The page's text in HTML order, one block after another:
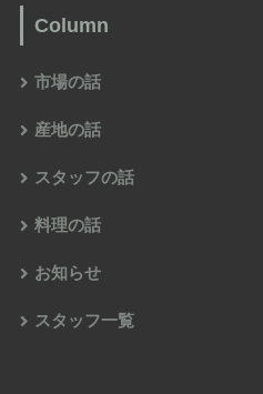
Column
市場の話
産地の話
スタッフの話
料理の話
お知らせ
スタッフ一覧